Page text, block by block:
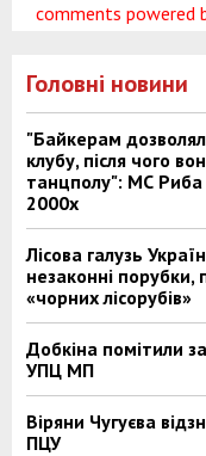
comments powered
Головні новини
"Байкерам
клубу, після чого
танцполу": МС Риба
2000х
Лісова галузь
незаконні порубки,
«чорних лісорубів»
Добкіна помітили
УПЦ МП
Віряни Чугуєва
ПЦУ